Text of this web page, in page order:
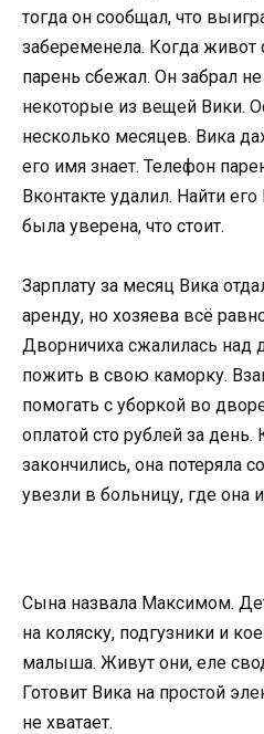
тогда он сообщал, что
забеременела. Когда
парень сбежал. Он забрал
некоторые из вещей Вики.
несколько месяцев. Вика
его имя знает. Телефон
Вконтакте удалил. Найти
была уверена, что стоит.
Зарплату за месяц Вика
аренду, но хозяева всё
Дворничиха сжалилась над
пожить в свою каморку.
помогать с уборкой во
оплатой сто рублей за день.
закончились, она потеряла
увезли в больницу, где она
Сына назвала Максимом.
на коляску, подгузники и
малыша. Живут они, еле
Готовит Вика на простой
не хватает.